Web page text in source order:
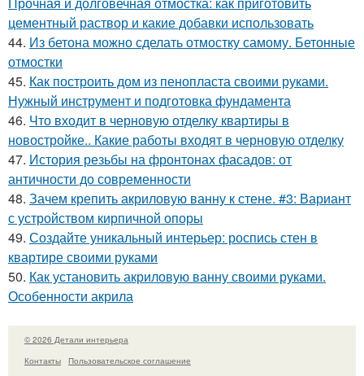
цементный раствор и какие добавки использовать
44. Из бетона можно сделать отмостку самому. Бетонные
отмостки
45. Как построить дом из пенопласта своими руками.
Нужный инструмент и подготовка фундамента
46. Что входит в черновую отделку квартиры в
новостройке.. Какие работы входят в черновую отделку
47. История резьбы на фронтонах фасадов: от
античности до современности
48. Зачем крепить акриловую ванну к стене. #3: Вариант
с устройством кирпичной опоры
49. Создайте уникальный интерьер: роспись стен в
квартире своими руками
50. Как установить акриловую ванну своими руками.
Особенности акрила
© 2026 Детали интерьера
Контакты
Пользовательское соглашение